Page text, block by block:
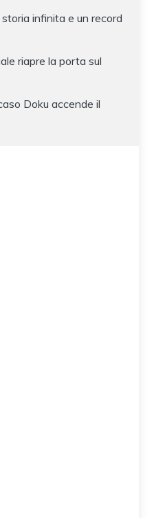
infinita e un record
riapre la porta sul
Doku accende il